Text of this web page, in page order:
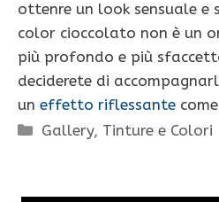
ottenre un look sensuale e
color cioccolato non è un
più profondo e più
deciderete di
un effetto riflessante
Categorie
Gallery, Tinture e Colori